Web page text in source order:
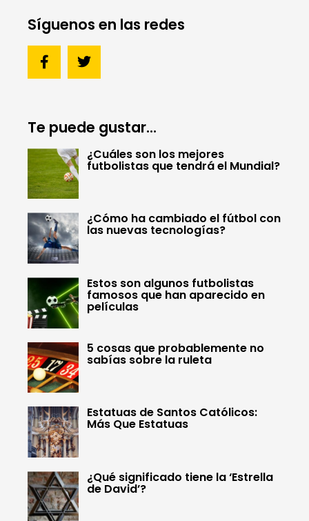
Síguenos en las redes
Te puede gustar...
¿Cuáles son los mejores
futbolistas que tendrá el Mundial?
¿Cómo ha cambiado el fútbol con
las nuevas tecnologías?
Estos son algunos futbolistas
famosos que han aparecido en
películas
5 cosas que probablemente no
sabías sobre la ruleta
Estatuas de Santos Católicos:
Más Que Estatuas
¿Qué significado tiene la ‘Estrella
de David’?